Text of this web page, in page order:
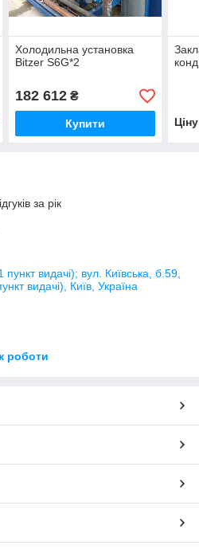
Холодильна установка
Bitzer S6G*2
182 612₴
Купити
за рік
видачі); вул. Київська, б.59,
видачі), Київ, Україна
роботи